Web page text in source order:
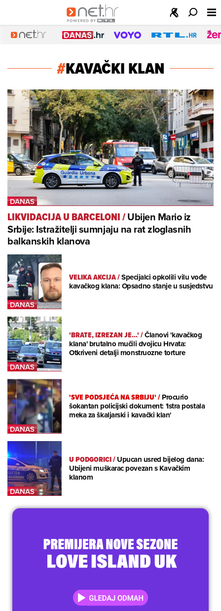
#KAVAČKI KLAN
LIKVIDACIJA U BARCELONI/Ubijen Mario iz
Srbije: Istražitelji sumnjaju na rat zloglasnih
balkanskih klanova
VELIKA AKCIJA/Specijalci opkolili vilu vođe
kavačkog klana: Opsadno stanje u susjedstvu
'BRATE, IZREZAN JE...'/Članovi 'kavačkog
klana' brutalno mučili dvojicu Hrvata:
Otkriveni detalji monstruozne torture
'SVE PODSJEĆA NA SRBIJU'/Procurio
šokantan policijski dokument: 'Istra postala
meka za škaljarski i kavački klan'
U PODGORICI/Upucan usred bijelog dana:
Ubijeni muškarac povezan s Kavačkim
klanom